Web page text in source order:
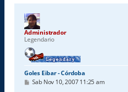
Administrador
Legendario
Goles Eibar - Córdoba
M
Sab Nov 10, 2007 11:25 am